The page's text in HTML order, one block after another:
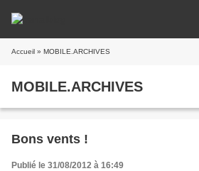
Accueil » MOBILE.ARCHIVES
MOBILE.ARCHIVES
Bons vents !
Publié le 31/08/2012 à 16:49